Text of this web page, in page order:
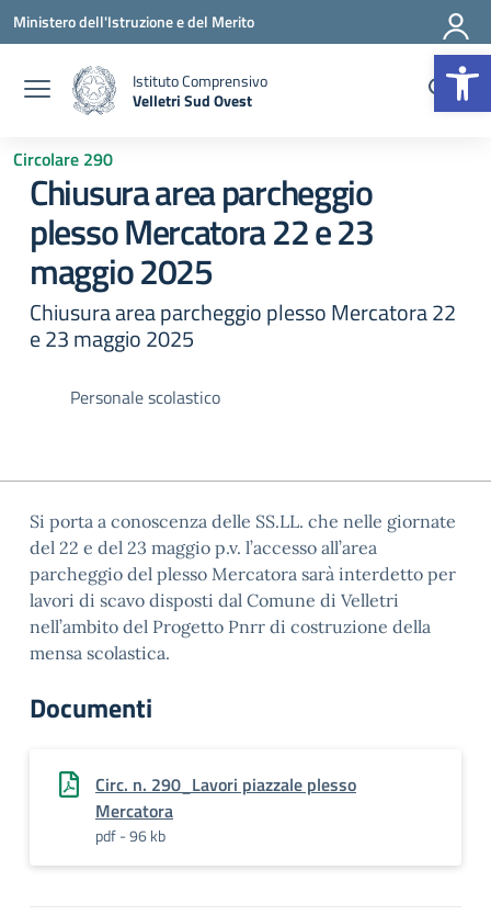
Vai ai contenuti
Vai al menu di navigazione
Vai al footer
Ministero dell'Istruzione e del Merito
Istituto Comprensivo
Velletri Sud Ovest
Circolare 290
Chiusura area parcheggio
plesso Mercatora 22 e 23
maggio 2025
Chiusura area parcheggio plesso Mercatora 22
e 23 maggio 2025
Personale scolastico
Si porta a conoscenza delle SS.LL. che nelle giornate
del 22 e del 23 maggio p.v. l’accesso all’area
parcheggio del plesso Mercatora sarà interdetto per
lavori di scavo disposti dal Comune di Velletri
nell’ambito del Progetto Pnrr di costruzione della
mensa scolastica.
Documenti
Circ. n. 290_Lavori piazzale plesso
Mercatora
pdf - 96 kb